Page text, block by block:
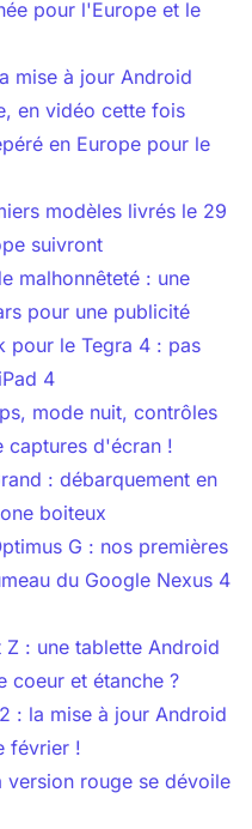
pour l'Europe et le
mise à jour Android
en vidéo cette fois
en Europe pour le
modèles livrés le 29
suivront
malhonnêteté : une
pour une publicité
pour le Tegra 4 : pas
4
mode nuit, contrôles
captures d'écran !
: débarquement en
boiteux
G : nos premières
du Google Nexus 4
: une tablette Android
coeur et étanche ?
: la mise à jour Android
février !
version rouge se dévoile